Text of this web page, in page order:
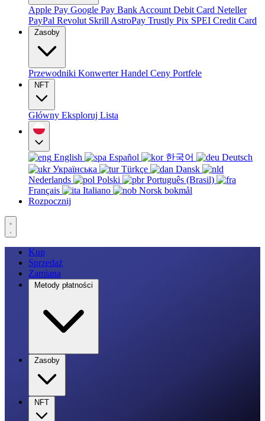
Apple Pay Google Pay Bank Account Debit Card Neteller
PayPal Revolut Skrill AstroPay Trustly Pix SPEI Credit Card
Zasoby
Przewodniki KonwerterHandel Ceny Portfele
NFT
Główny Eksploruj Lista
English Español 한국어
Deutsch
Українська
Türkçe
Dansk
Nederlands
Polski
Português (Brasil)
Français
Italiano
Norsk bokmål
Rozpocznij
Kup
Sprzedaż
Zamiana
Metody płatności
Zasoby
NFT